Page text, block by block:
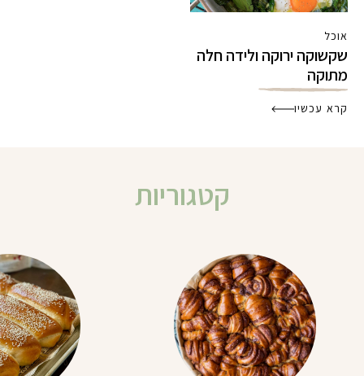
אוכל
שקשוקה ירוקה ולידה חלה
מתוקה
קרא עכשיו
קטגוריות